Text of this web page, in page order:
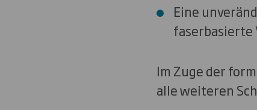
Eine
faserbasierte
Im Zuge der
alle weiteren